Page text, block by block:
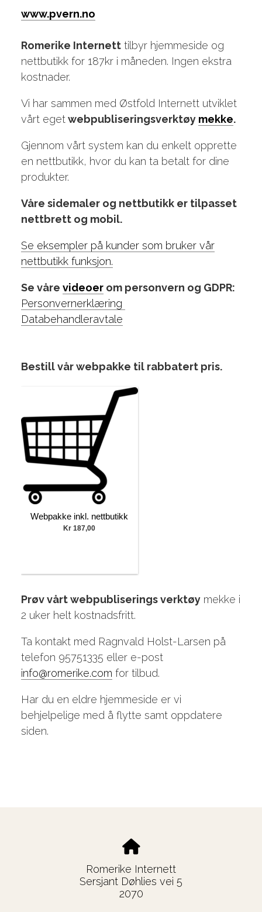
www.pvern.no
Romerike Internetttilbyr hjemmeside og
nettbutikk for 187kr i måneden. Ingen ekstra
kostnader.
Vi har sammen med Østfold Internett utviklet
vårt eget webpubliseringsverktøy mekke.
Gjennom vårt system kan du enkelt opprette
en nettbutikk, hvor du kan ta betalt for dine
produkter.
Våre sidemaler og nettbutikk er tilpasset
nettbrett og mobil.
Se eksempler på kunder som bruker vår
nettbutikk funksjon.
Se våre videoerom personvern og GDPR:
Personvernerklæring
Databehandleravtale
Bestill vår webpakke til rabbatert pris.
Webpakke inkl. nettbutikk
Kr 187,00
Prøv vårt webpubliserings verktøymekke i
2 uker helt kostnadsfritt.
Ta kontakt med Ragnvald Holst-Larsen på
telefon 95751335 eller e-post
info@romerike.com for tilbud.
Har du en eldre hjemmeside er vi
behjelpelige med å flytte samt oppdatere
siden.
Romerike Internett
Sersjant Døhlies vei 5
2070